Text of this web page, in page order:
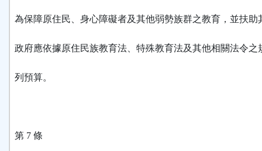
為保障原住民、身心障礙者及其他弱勢族群之教育，並扶助
政府應依據原住民族教育法、特殊教育法及其他相關法令之
列預算。
第 7 條